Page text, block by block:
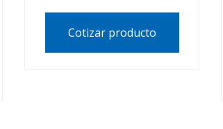
Cotizar producto